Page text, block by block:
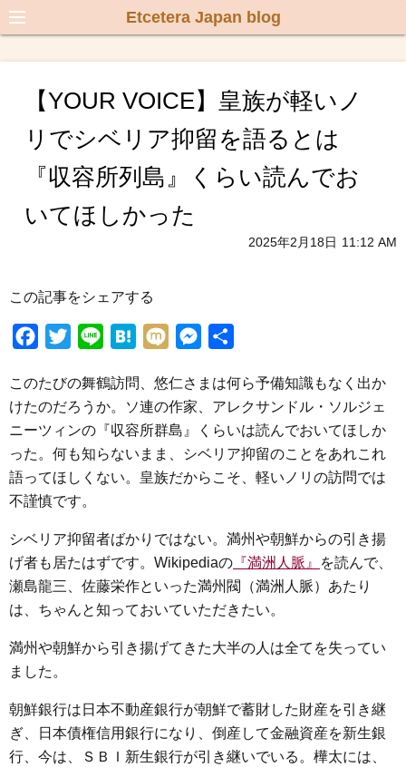
Etcetera Japan blog
【YOUR VOICE】皇族が軽いノ
リでシベリア抑留を語るとは
『収容所列島』くらい読んでお
いてほしかった
2025年2月18日 11:12 AM
この記事をシェアする
c
e
b
o
o
k
i
t
t
e
r
n
e
H
t
e
n
a
M
x
i
s
s
e
g
r
このたびの舞鶴訪問、悠仁さまは何ら予備知識もなく出か
けたのだろうか。ソ連の作家、アレクサンドル・ソルジェ
ニーツィンの『収容所群島』くらいは読んでおいてほしか
った。何も知らないまま、シベリア抑留のことをあれこれ
語ってほしくない。皇族だからこそ、軽いノリの訪問では
不謹慎です。
シベリア抑留者ばかりではない。満州や朝鮮からの引き揚
げ者も居たはずです。Wikipediaの 『満洲人脈』
を読んで、
瀬島龍三、佐藤栄作といった満州閥（満洲人脈）あたり
は、ちゃんと知っておいていただきたい。
満州や朝鮮から引き揚げてきた大半の人は全てを失ってい
ました。
朝鮮銀行は日本不動産銀行が朝鮮で蓄財した財産を引き継
ぎ、日本債権信用銀行になり、倒産して金融資産を新生銀
行、今は、ＳＢＩ新生銀行が引き継いでいる。樺太には、